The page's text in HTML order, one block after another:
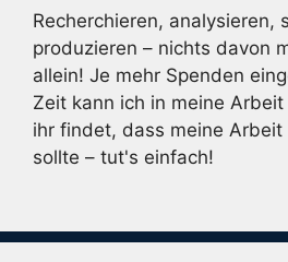
Recherchieren, analysieren,
produzieren – nichts davon
allein! Je mehr Spenden
Zeit kann ich in meine
ihr findet, dass meine
sollte – tut's einfach!